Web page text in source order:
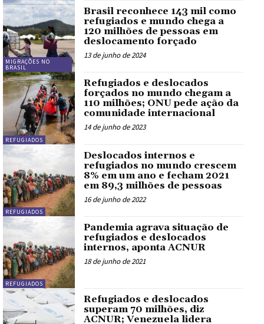
MIGRAÇÕES NO
BRASIL
Brasil reconhece 143 mil como
refugiados e mundo chega a
120 milhões de pessoas em
deslocamento forçado
13 de junho de 2024
REFUGIADOS
Refugiados e deslocados
forçados no mundo chegam a
110 milhões; ONU pede ação da
comunidade internacional
14 de junho de 2023
REFUGIADOS
Deslocados internos e
refugiados no mundo crescem
8% em um ano e fecham 2021
em 89,3 milhões de pessoas
16 de junho de 2022
REFUGIADOS
Pandemia agrava situação de
refugiados e deslocados
internos, aponta ACNUR
18 de junho de 2021
Refugiados e deslocados
superam 70 milhões, diz
ACNUR; Venezuela lidera